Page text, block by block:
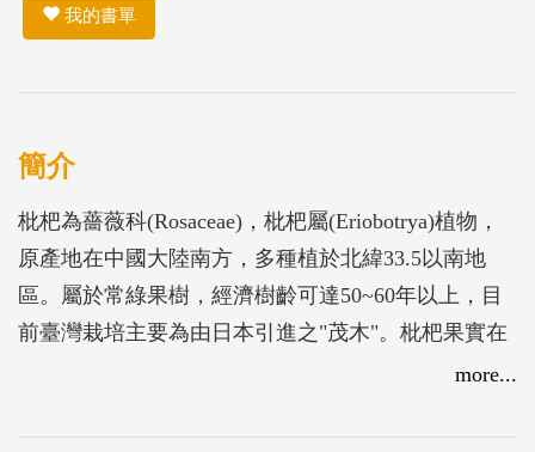
我的書單
簡介
枇杷為薔薇科(Rosaceae)，枇杷屬(Eriobotrya)植物，
原產地在中國大陸南方，多種植於北緯33.5以南地
區。屬於常綠果樹，經濟樹齡可達50~60年以上，目
前臺灣栽培主要為由日本引進之"茂木"。枇杷果實在
春季成熟，果肉柔軟多汁，酸甜適口，風味佳，深受
more...